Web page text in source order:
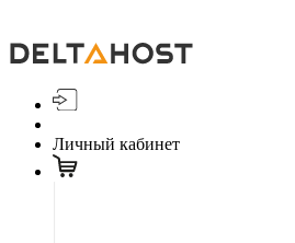
Личный кабинет